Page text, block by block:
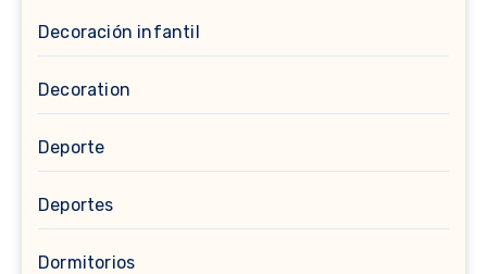
Decoración infantil
Decoration
Deporte
Deportes
Dormitorios